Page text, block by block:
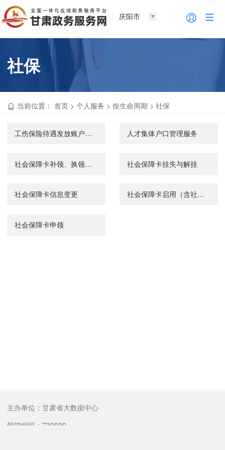
庆阳市
社保
当前位置： 首页 >个人服务 >按生命周期 >社保
工伤保险待遇发放账户维护申请 人才集体户口管理服务
社会保障卡补领、换领、换发 社会保障卡挂失与解挂
社会保障卡信息变更 社会保障卡启用（含社会保障卡银行账户激活）
社会保障卡申领
主办单位：甘肃省大数据中心
邮箱编码：730030